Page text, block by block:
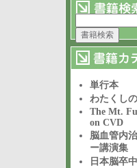
単行本
わたくし
The Mt.
on CVD
脳血管内
ー講演集
日本脳卒